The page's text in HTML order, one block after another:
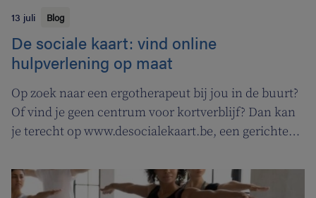
13 juli Blog
De sociale kaart: vind online
hulpverlening op maat
Op zoek naar een ergotherapeut bij jou in de buurt?
Of vind je geen centrum voor kortverblijf? Dan kan
je terecht op www.desocialekaart.be, een gerichte
gezondheidszorg en welzijn. Heel handig voor zowel
patiënten als zorgverleners.